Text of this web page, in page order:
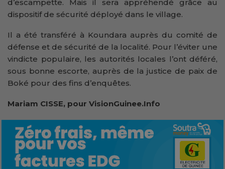
d’escampette. Mais il sera appréhendé grâce au
dispositif de sécurité déployé dans le village.
Il a été transféré à Koundara auprès du comité de
défense et de sécurité de la localité. Pour l’éviter une
vindicte populaire, les autorités locales l’ont déféré,
sous bonne escorte, auprès de la justice de paix de
Boké pour des fins d’enquêtes.
Mariam CISSE, pour VisionGuinee.Info